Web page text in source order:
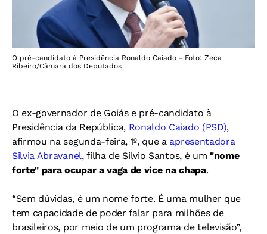
O pré-candidato à Presidência Ronaldo Caiado - Foto: Zeca
Ribeiro/Câmara dos Deputados
O ex-governador de Goiás e pré-candidato à
Presidência da República, Ronaldo Caiado (PSD),
afirmou na segunda-feira, 1º, que a apresentadora
Silvia Abravanel, filha de Silvio Santos, é um "nome
forte" para ocupar a vaga de vice na chapa.
“Sem dúvidas, é um nome forte. É uma mulher que
tem capacidade de poder falar para milhões de
brasileiros, por meio de um programa de televisão”,